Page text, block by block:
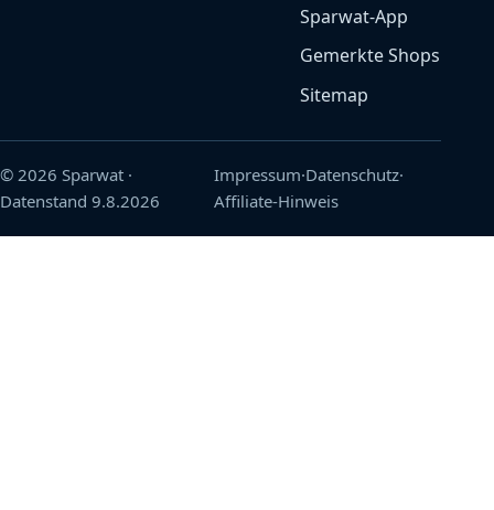
Sparwat-App
Gemerkte Shops
Sitemap
© 2026 Sparwat ·
Datenstand 9.8.2026
Impressum·Datenschutz·
Affiliate-Hinweis